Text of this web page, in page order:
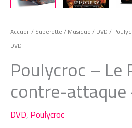
Accueil / Superette / Musique / DVD /
DVD
Poulycroc – Le
contre-attaque
DVD, Poulycroc